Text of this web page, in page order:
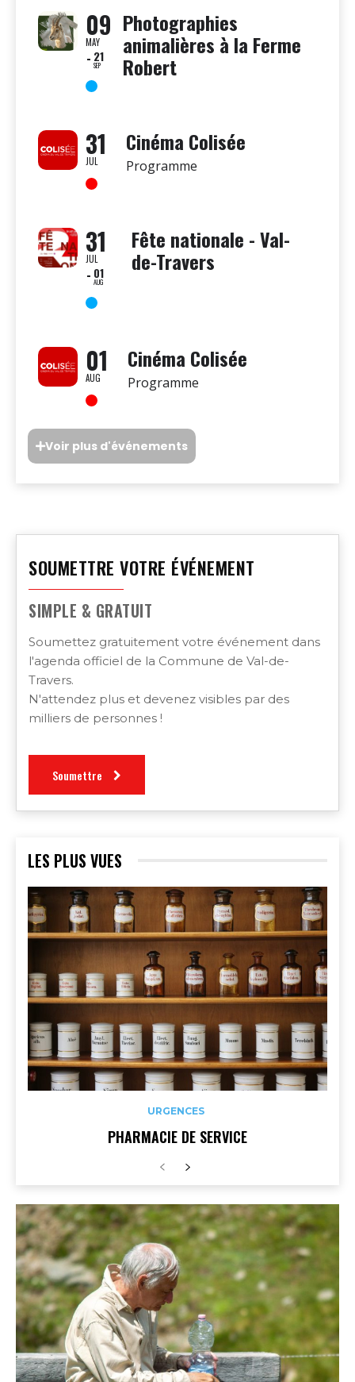
09
MAY
21
SEP
Photographies
animalières à la Ferme
Robert
31
JUL
Cinéma Colisée
Programme
31
JUL
01
AUG
Fête nationale - Val-
de-Travers
01
AUG
Cinéma Colisée
Programme
Voir plus d'événements
SOUMETTRE VOTRE ÉVÉNEMENT
SIMPLE & GRATUIT
Soumettez gratuitement votre événement dans
l'agenda officiel de la Commune de Val-de-
Travers.
N'attendez plus et devenez visibles par des
milliers de personnes !
Soumettre
LES PLUS VUES
URGENCES
PHARMACIE DE SERVICE